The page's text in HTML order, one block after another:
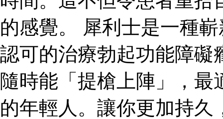
的感覺。 犀利士是一種
認可的治療勃起功能障礙
隨時能「提槍上陣」，
的年輕人。讓你更加持